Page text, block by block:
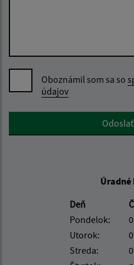
Oboznámil som sa so
údajov
Google reCaptcha Response
Úradné
Deň
Pondelok:
Utorok:
Streda: